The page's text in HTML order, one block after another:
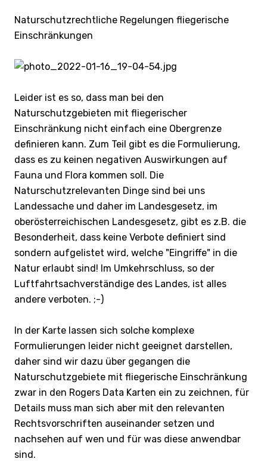
Naturschutzrechtliche Regelungen fliegerische
Einschränkungen
Leider ist es so, dass man bei den
Naturschutzgebieten mit fliegerischer
Einschränkung nicht einfach eine Obergrenze
definieren kann. Zum Teil gibt es die Formulierung,
dass es zu keinen negativen Auswirkungen auf
Fauna und Flora kommen soll. Die
Naturschutzrelevanten Dinge sind bei uns
Landessache und daher im Landesgesetz, im
oberösterreichischen Landesgesetz, gibt es z.B. die
Besonderheit, dass keine Verbote definiert sind
sondern aufgelistet wird, welche "Eingriffe" in die
Natur erlaubt sind! Im Umkehrschluss, so der
Luftfahrtsachverständige des Landes, ist alles
andere verboten. ;-)
In der Karte lassen sich solche komplexe
Formulierungen leider nicht geeignet darstellen,
daher sind wir dazu über gegangen die
Naturschutzgebiete mit fliegerische Einschränkung
zwar in den Rogers Data Karten ein zu zeichnen, für
Details muss man sich aber mit den relevanten
Rechtsvorschriften auseinander setzen und
nachsehen auf wen und für was diese anwendbar
sind.